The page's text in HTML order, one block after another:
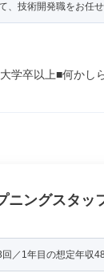
、技術開発職をお任
学卒以上■何かし
ニングスタ
／1年目の想定年収